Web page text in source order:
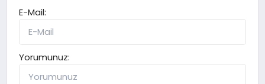
E-Mail:
Yorumunuz: